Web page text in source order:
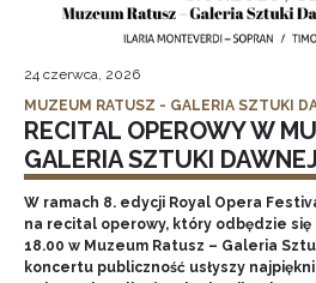
24 czerwca, 2026
MUZEUM RATUSZ - GALERIA SZTUKI
RECITAL OPEROWY W
GALERIA SZTUKI DAWNEJ
W ramach 8. edycji Royal Opera
na recital operowy, który odbędzie się
18.00 w Muzeum Ratusz – Galeria
koncertu publiczność usłyszy